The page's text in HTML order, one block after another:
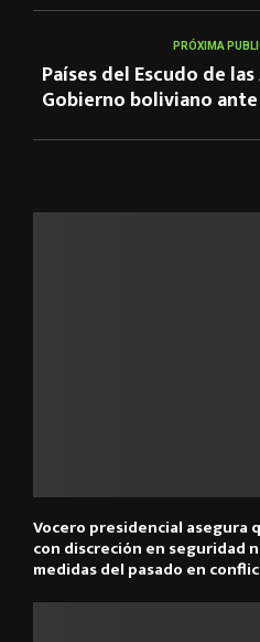
PRÓXIMA
Países del Escudo de
Gobierno boliviano
Vocero presidencial asegura
con discreción en seguridad
medidas del pasado en